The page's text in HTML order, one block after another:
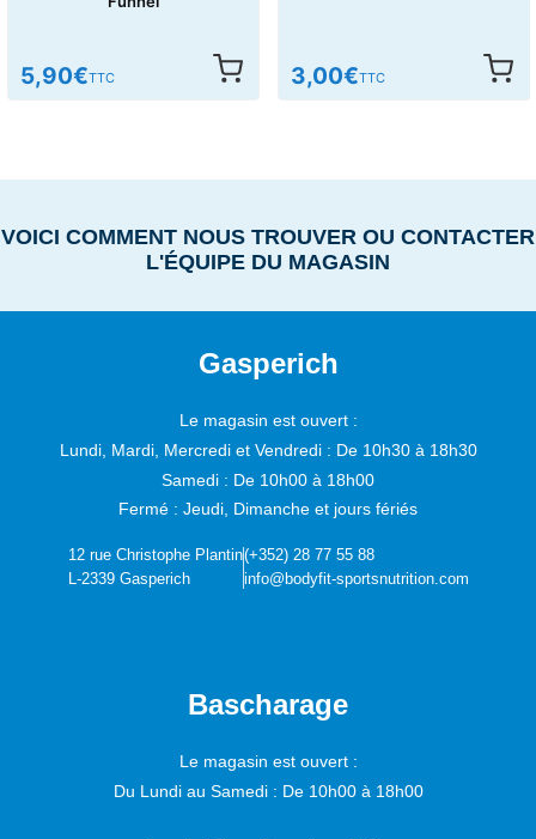
3,00€TTC 6,90€TTC
VOICI COMMENT NOUS TROUVER OU CONTACTER
L'ÉQUIPE DU MAGASIN
Gasperich
Le magasin est ouvert :
Lundi, Mardi, Mercredi et Vendredi : De 10h30 à 18h30
Samedi : De 10h00 à 18h00
Fermé : Jeudi, Dimanche et jours fériés
12 rue Christophe Plantin
L-2339 Gasperich
(+352) 28 77 55 88
info@bodyfit-sportsnutrition.com
Bascharage
Le magasin est ouvert :
Du Lundi au Samedi : De 10h00 à 18h00